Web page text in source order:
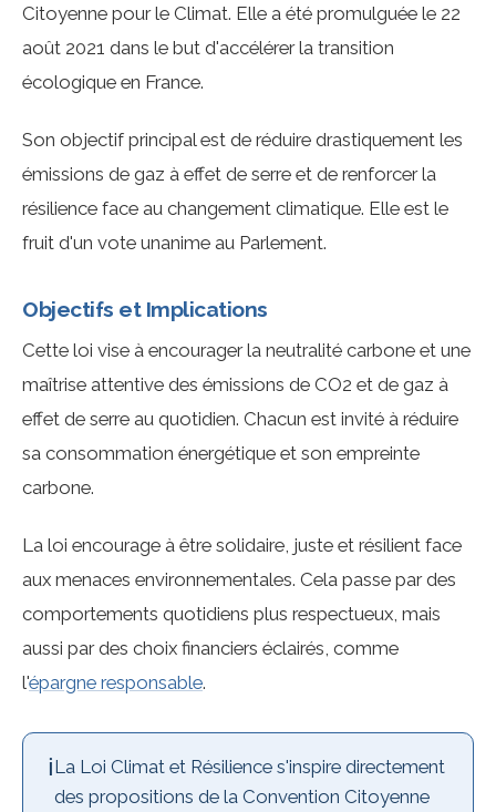
Citoyenne pour le Climat. Elle a été promulguée le 22
août 2021 dans le but d'accélérer la transition
écologique en France.
Son objectif principal est de réduire drastiquement les
émissions de gaz à effet de serre et de renforcer la
résilience face au changement climatique. Elle est le
fruit d'un vote unanime au Parlement.
Objectifs et Implications
Cette loi vise à encourager la neutralité carbone et une
maîtrise attentive des émissions de CO2 et de gaz à
effet de serre au quotidien. Chacun est invité à réduire
sa consommation énergétique et son empreinte
carbone.
La loi encourage à être solidaire, juste et résilient face
aux menaces environnementales. Cela passe par des
comportements quotidiens plus respectueux, mais
aussi par des choix financiers éclairés, comme
l'épargne responsable.
ℹ️La Loi Climat et Résilience s'inspire directement
des propositions de la Convention Citoyenne